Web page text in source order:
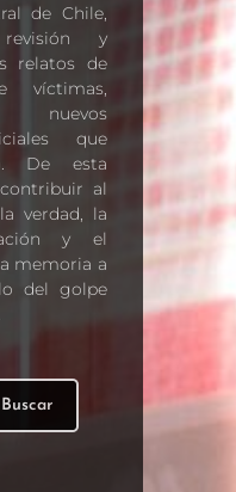
de Chile,
y
relatos de
víctimas,
nuevos
que
De esta
al
verdad, la
y el
memoria a
del golpe
Buscar